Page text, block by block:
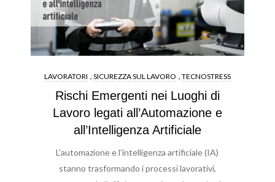
LAVORATORI , SICUREZZA SUL LAVORO , TECNOSTRESS
Rischi Emergenti nei Luoghi di
Lavoro legati all’Automazione e
all’Intelligenza Artificiale
L’automazione e l’intelligenza artificiale (IA)
stanno trasformando i processi lavorativi,